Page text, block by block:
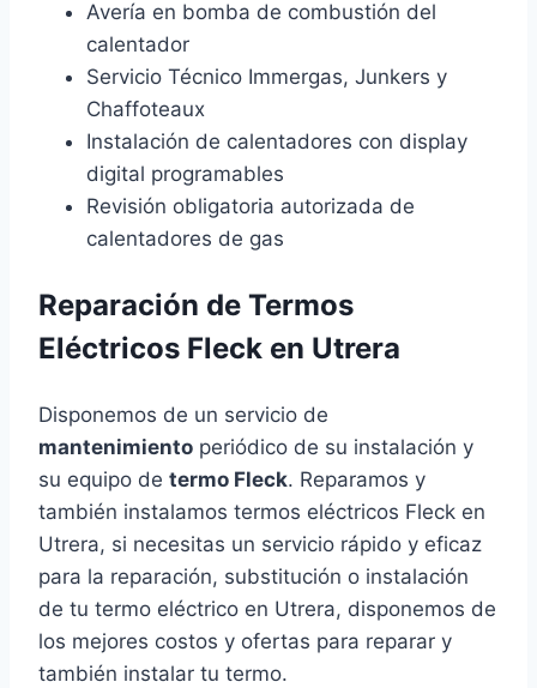
Avería en bomba de combustión del
calentador
Servicio Técnico Immergas, Junkers y
Chaffoteaux
Instalación de calentadores con display
digital programables
Revisión obligatoria autorizada de
calentadores de gas
Reparación de Termos
Eléctricos Fleck en Utrera
Disponemos de un servicio de
mantenimiento periódico de su instalación y
su equipo de termo Fleck. Reparamos y
también instalamos termos eléctricos Fleck en
Utrera, si necesitas un servicio rápido y eficaz
para la reparación, substitución o instalación
de tu termo eléctrico en Utrera, disponemos de
los mejores costos y ofertas para reparar y
también instalar tu termo.